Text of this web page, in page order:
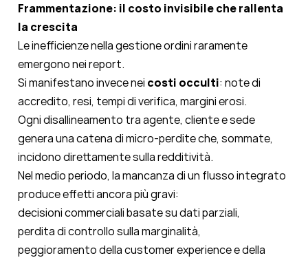
Frammentazione: il costo invisibile che rallenta
la crescita
Le inefficienze nella gestione ordini raramente
emergono nei report.
Si manifestano invece nei costi occulti: note di
accredito, resi, tempi di verifica, margini erosi.
Ogni disallineamento tra agente, cliente e sede
genera una catena di micro-perdite che, sommate,
incidono direttamente sulla redditività.
Nel medio periodo, la mancanza di un flusso integrato
produce effetti ancora più gravi:
decisioni commerciali basate su dati parziali,
perdita di controllo sulla marginalità,
peggioramento della customer experience e della